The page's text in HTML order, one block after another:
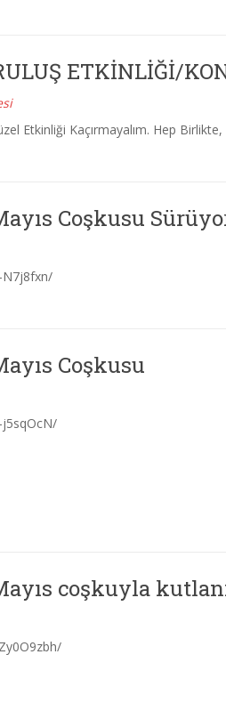
ETKİNLİĞİ/
Etkinliği Kaçırmayalım. Hep
Coşkusu
Coşkusu
coşkuyla